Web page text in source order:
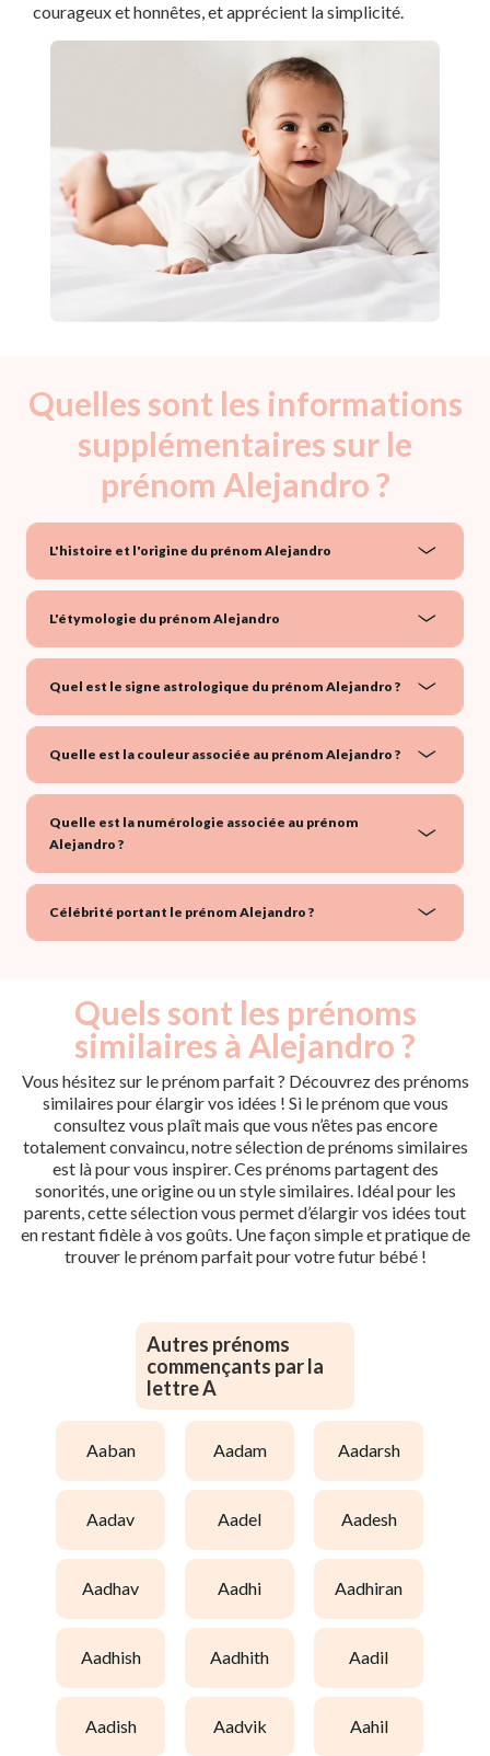
courageux et honnêtes, et apprécient la simplicité.
Quelles sont les informations
supplémentaires sur le
prénom Alejandro ?
L'histoire et l'origine du prénom Alejandro
L'étymologie du prénom Alejandro
Quel est le signe astrologique du prénom Alejandro ?
Quelle est la couleur associée au prénom Alejandro ?
Quelle est la numérologie associée au prénom
Alejandro ?
Célébrité portant le prénom Alejandro ?
Quels sont les prénoms
similaires à Alejandro ?
Vous hésitez sur le prénom parfait ? Découvrez des prénoms
similaires pour élargir vos idées ! Si le prénom que vous
consultez vous plaît mais que vous n’êtes pas encore
totalement convaincu, notre sélection de prénoms similaires
est là pour vous inspirer. Ces prénoms partagent des
sonorités, une origine ou un style similaires. Idéal pour les
parents, cette sélection vous permet d’élargir vos idées tout
en restant fidèle à vos goûts. Une façon simple et pratique de
trouver le prénom parfait pour votre futur bébé !
Autres prénoms
commençants par la
lettre A
aaban aadam aadarsh
aadav aadel aadesh
aadhav aadhi aadhiran
aadhish aadhith aadil
aadish aadvik aahil